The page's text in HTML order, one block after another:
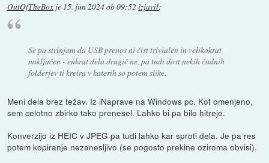
OutOfTheBox je 15. jun 2024 ob 09:52 izjavil:
Se pa strinjam da USB prenos ni čist trivialen in velikokrat
naključen - enkrat dela drugič ne, pa tudi dost nekih čudnih
folderjev ti kreira v katerih so potem slike.
Meni dela brez težav. Iz iNaprave na Windows pc. Kot omenjeno,
sem celotno zbirko tako prenesel. Lahko bi pa bilo hitreje.
Konverzijo iz HEIC v JPEG pa tudi lahko kar sproti dela. Je pa res
potem kopiranje nezanesljivo (se pogosto prekine oziroma obvisi).